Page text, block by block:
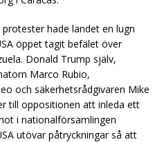
hade landet en lugn
öppet tagit befälet över
Donald Trump själv,
Marco Rubio,
och säkerhetsrådgivaren Mike
till oppositionen att inleda ett
i nationalförsamlingen
utövar påtryckningar så att